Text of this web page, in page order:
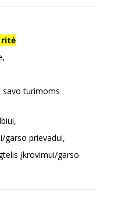
ritė
savo turimoms
garso prievadui,
įkrovimui/garso